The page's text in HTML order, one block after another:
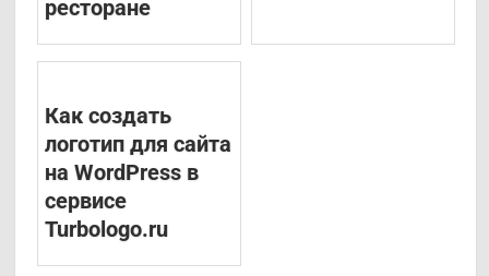
ресторане
Как создать
логотип для сайта
на WordPress в
сервисе
Turbologo.ru